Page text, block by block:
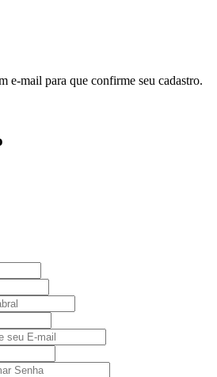
e-mail para que confirme seu cadastro.